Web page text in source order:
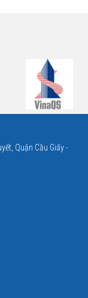
Quận Cầu Giấy -